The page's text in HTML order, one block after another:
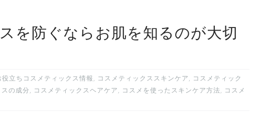
を防ぐならお肌を知るのが大切
役立ちコスメティックス情報, コスメティックススキンケア, コスメティック
の成分, コスメティックスヘアケア, コスメを使ったスキンケア方法, コスメ